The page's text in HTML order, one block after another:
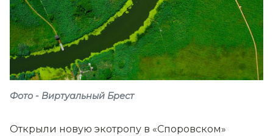
Фото - Виртуальный Брест
Открыли новую экотропу в «Споровском»